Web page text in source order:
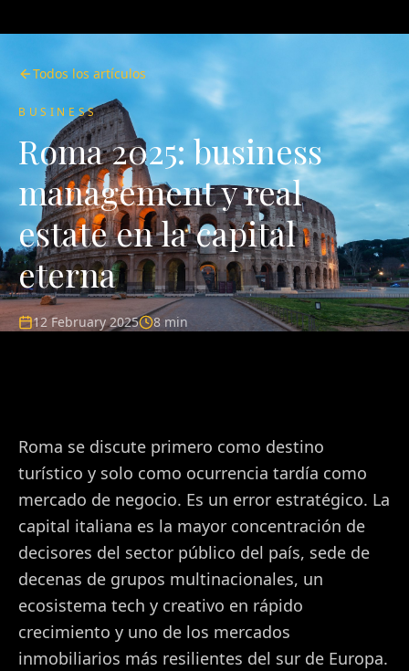
Todos los artículos
BUSINESS
Roma 2025: business
management y real
estate en la capital
eterna
12 February 2025 8 min
Roma se discute primero como destino
turístico y solo como ocurrencia tardía como
mercado de negocio. Es un error estratégico. La
capital italiana es la mayor concentración de
decisores del sector público del país, sede de
decenas de grupos multinacionales, un
ecosistema tech y creativo en rápido
crecimiento y uno de los mercados
inmobiliarios más resilientes del sur de Europa.